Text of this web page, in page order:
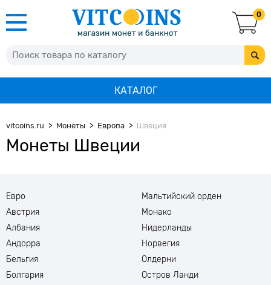
0
КАТАЛОГ
vitcoins.ru Монеты Европа Швеция
Монеты Швеции
Евро
Австрия
Албания
Андорра
Бельгия
Болгария
Мальтийский орден
Монако
Нидерланды
Норвегия
Олдерни
Остров Ланди